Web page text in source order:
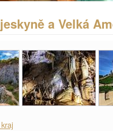
a Velká